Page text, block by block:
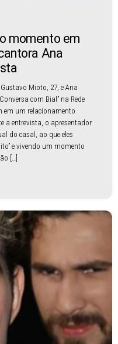
momento em
Ana
Mioto, 27, e Ana
com Bial” na Rede
em um relacionamento
a entrevista, o apresentador
do casal, ao que eles
e vivendo um momento
[…]